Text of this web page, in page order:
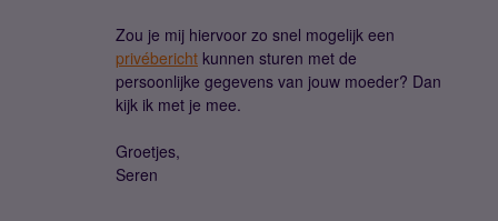
Zou je mij hiervoor zo snel mogelijk een
privébericht kunnen sturen met de
persoonlijke gegevens van jouw moeder? Dan
kijk ik met je mee.
Groetjes,
Seren